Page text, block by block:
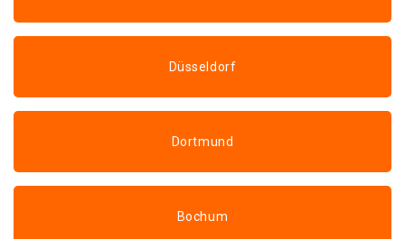
Düsseldorf
Dortmund
Bochum